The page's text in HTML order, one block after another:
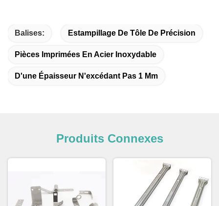
Balises: Estampillage De Tôle De Précision
Pièces Imprimées En Acier Inoxydable
D'une Épaisseur N'excédant Pas 1 Mm
Produits Connexes